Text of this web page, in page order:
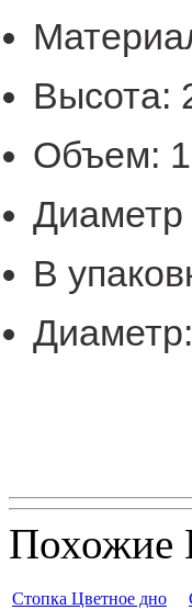
Высота:
Объем:
Диаметр
В
Диаметр:
Похожие
Стопка Цветное дно